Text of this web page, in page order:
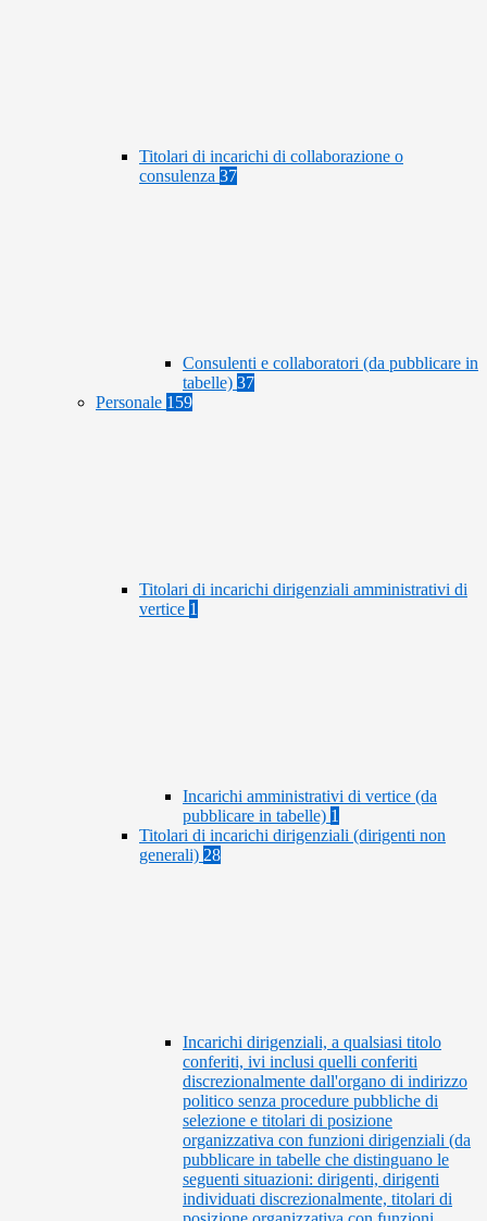
Titolari di incarichi di collaborazione o
consulenza 37
Consulenti e collaboratori (da pubblicare in
tabelle) 37
Personale 159
Titolari di incarichi dirigenziali amministrativi di
vertice 1
Incarichi amministrativi di vertice (da
pubblicare in tabelle) 1
Titolari di incarichi dirigenziali (dirigenti non
generali) 28
Incarichi dirigenziali, a qualsiasi titolo
conferiti, ivi inclusi quelli conferiti
discrezionalmente dall'organo di indirizzo
politico senza procedure pubbliche di
selezione e titolari di posizione
organizzativa con funzioni dirigenziali (da
pubblicare in tabelle che distinguano le
seguenti situazioni: dirigenti, dirigenti
individuati discrezionalmente, titolari di